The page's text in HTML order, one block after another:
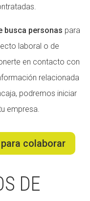
busca personas para
laboral o de
en contacto con
relacionada
podremos iniciar
empresa.
colaborar
DE